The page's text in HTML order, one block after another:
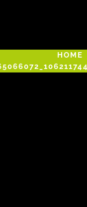
HOME